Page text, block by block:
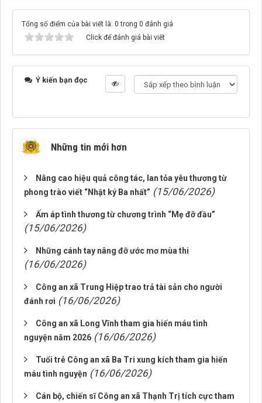
Tổng số điểm của bài viết là: 0 trong 0 đánh giá
Click để đánh giá bài viết
Ý kiến bạn đọc
Những tin mới hơn
Nâng cao hiệu quả công tác, lan tỏa yêu thương từ
phong trào viết “Nhật ký Ba nhất” (15/06/2026)
Ấm áp tình thương từ chương trình “Mẹ đỡ đầu”
(15/06/2026)
Những cánh tay nâng đỡ ước mơ mùa thi
(16/06/2026)
Công an xã Trung Hiệp trao trả tài sản cho người
đánh rơi (16/06/2026)
Công an xã Long Vĩnh tham gia hiến máu tình
nguyện năm 2026 (16/06/2026)
Tuổi trẻ Công an xã Ba Tri xung kích tham gia hiến
máu tình nguyện (16/06/2026)
Cán bộ, chiến sĩ Công an xã Thạnh Trị tích cực tham